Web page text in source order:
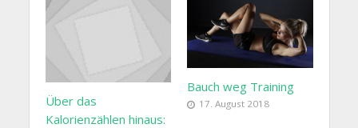
Über das
Kalorienzählen hinaus:
Bauch weg Training
17. August 2018